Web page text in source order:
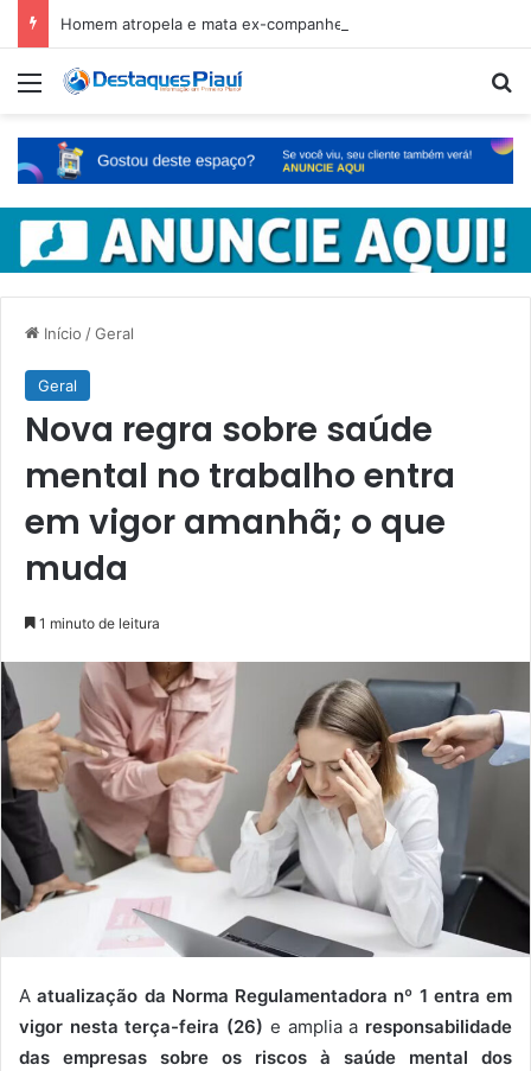
Menu
Início /Geral
Geral
Nova regra sobre saúde
mental no trabalho entra
em vigor amanhã; o que
muda
1 minuto de leitura
Aatualização da Norma Regulamentadora nº 1 entra em
vigor nesta terça-feira (26) e amplia a responsabilidade
das empresas sobre os riscos à saúde mental dos